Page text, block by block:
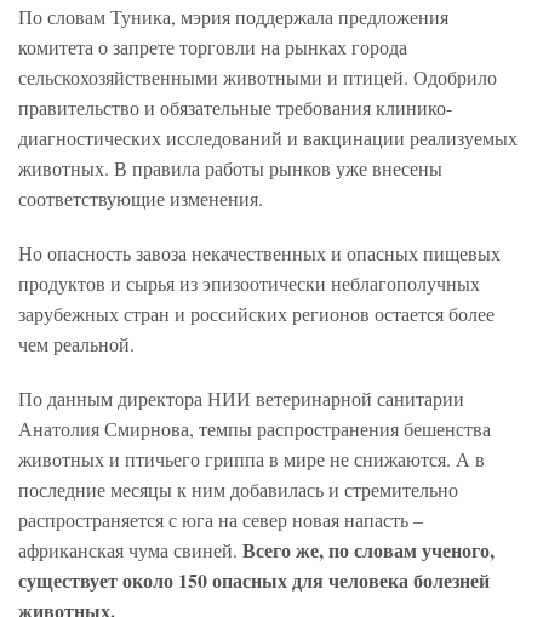
По словам Туника, мэрия поддержала предложения
комитета о запрете торговли на рынках города
сельскохозяйственными животными и птицей. Одобрило
правительство и обязательные требования клинико-
диагностических исследований и вакцинации реализуемых
животных. В правила работы рынков уже внесены
соответствующие изменения.
Но опасность завоза некачественных и опасных пищевых
продуктов и сырья из эпизоотически неблагополучных
зарубежных стран и российских регионов остается более
чем реальной.
По данным директора НИИ ветеринарной санитарии
Анатолия Смирнова, темпы распространения бешенства
животных и птичьего гриппа в мире не снижаются. А в
последние месяцы к ним добавилась и стремительно
распространяется с юга на север новая напасть –
африканская чума свиней. Всего же, по словам ученого,
существует около 150 опасных для человека болезней
животных.